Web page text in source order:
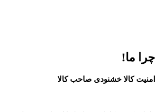
چرا ما!
امنیت کالا خشنودی صاحب کالا